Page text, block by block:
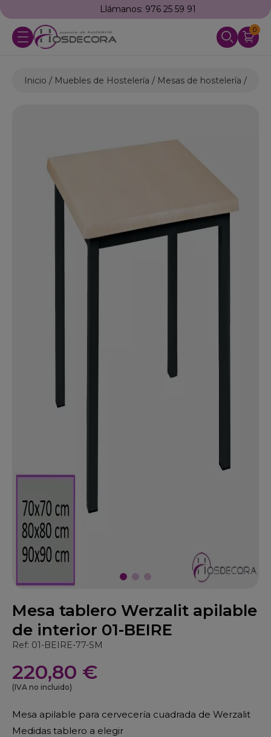
Llámanos: 976 25 59 91
0
Inicio Muebles de Hostelería Mesas de hostelería
Mesa tablero Werzalit apilable
de interior 01-BEIRE
Ref: 01-BEIRE-77-SM
220,80 €
(IVA no incluido)
Mesa apilable para cervecería cuadrada de Werzalit
Medidas tablero a elegir